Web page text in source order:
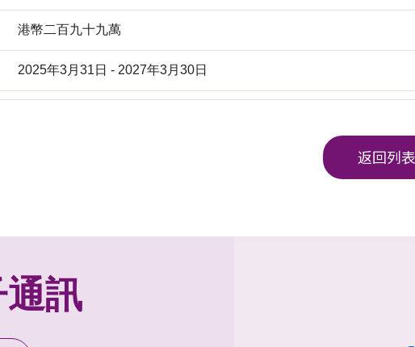
港幣二百九十九萬
2025年3月31日 - 2027年3月30日
返回列表
通訊